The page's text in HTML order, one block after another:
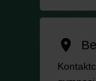
location_on